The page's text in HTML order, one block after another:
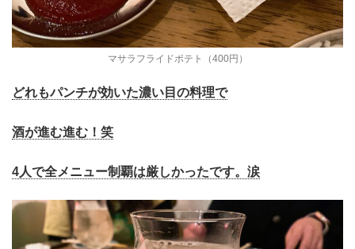
マサラフライドポテト（400円）
どれもパンチが効いた濃い目の料理で
酒が進む進む！笑
4人で全メニュー制覇は厳しかったです。涙